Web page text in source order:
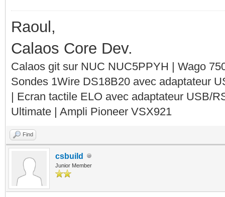
Raoul,
Calaos Core Dev.
Calaos git sur NUC NUC5PPYH | Wago
Sondes 1Wire DS18B20 avec adaptateur
| Ecran tactile ELO avec adaptateur USB/
Ultimate | Ampli Pioneer VSX921
Find
csbuild
Junior Member